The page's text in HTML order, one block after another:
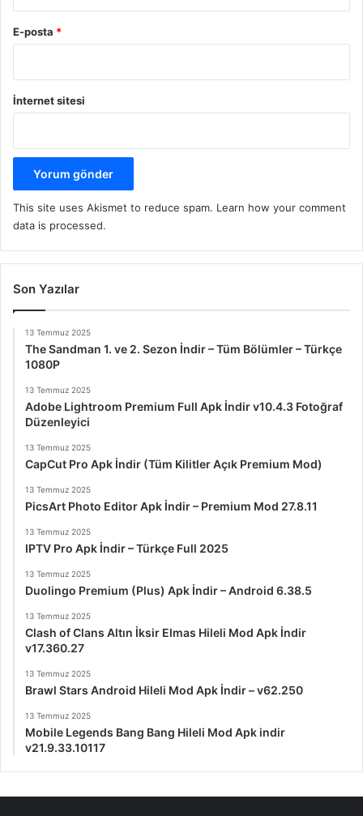
E-posta *
İnternet sitesi
This site uses Akismet to reduce spam. Learn how your comment
data is processed.
Son Yazılar
13 Temmuz 2025
The Sandman 1. ve 2. Sezon İndir – Tüm Bölümler – Türkçe
1080P
13 Temmuz 2025
Adobe Lightroom Premium Full Apk İndir v10.4.3 Fotoğraf
Düzenleyici
13 Temmuz 2025
CapCut Pro Apk İndir (Tüm Kilitler Açık Premium Mod)
13 Temmuz 2025
PicsArt Photo Editor Apk İndir – Premium Mod 27.8.11
13 Temmuz 2025
IPTV Pro Apk İndir – Türkçe Full 2025
13 Temmuz 2025
Duolingo Premium (Plus) Apk İndir – Android 6.38.5
13 Temmuz 2025
Clash of Clans Altın İksir Elmas Hileli Mod Apk İndir
v17.360.27
13 Temmuz 2025
Brawl Stars Android Hileli Mod Apk İndir – v62.250
13 Temmuz 2025
Mobile Legends Bang Bang Hileli Mod Apk indir
v21.9.33.10117